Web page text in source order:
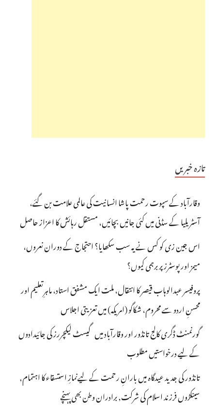
تازہ خبریں
وقارآباد کے سپوت رحمت پاشا انسانیت کی عالمی علامت بن گئے،
آسٹریلیا کے سڈنی میں کئی جانیں بچائیں، مستقل رہائش کا اعزاز حاصل
اس جین زی کو کس نے یہ سب سکھایا؟ احتجاج کے دوران نعروں،
میمز اور پوسٹرز پر برہمی کیوں؟
پروفیسر عبدالوہاب قیصر کا انتقال، ملت ایک مشفق استاد، ماہرِتعلیم اور
محسنِ اردو سے محروم، شکاگو (امریکہ) میں تعزیتی اجلاس
گورنمنٹ ڈگری کالج تانڈور اور وقارآباد میں گیسٹ لیکچررز کی جائیدادوں
کے لیے درخواستیں مطلوب
تانڈور کی جدید عیدگاہ میں بارانِ رحمت کے لیےنمازِ استسقاء کا اہتمام,
سینکڑوں فرزند اسلام کی شرکت, برادران وطن بھی پہنچے